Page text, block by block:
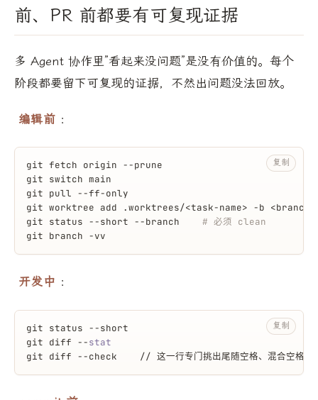
前、PR 前都要有可复现证据
多 Agent 协作里”看起来没问题”是没有价值的。每个
阶段都要留下可复现的证据，不然出问题没法回放。
编辑前 ：
git fetch origin --prune
git switch main
git pull --ff-only
git worktree add .worktrees/<task-name> -b <branch-
git status --short --branch # 必须 clean
git branch -vv
复制
开发中 ：
git status --short
git diff --stat
git diff --check    // 这一行专门挑出尾随空格、混合空格Tab
复制